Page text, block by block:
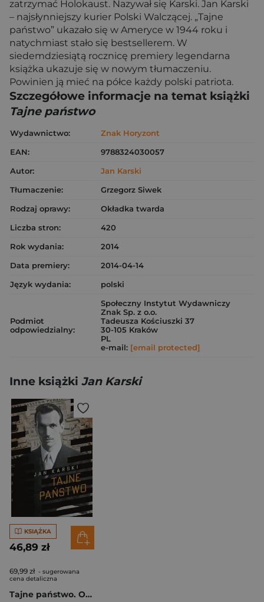
zatrzymać Holokaust. Nazywał się Karski. Jan Karski
– najsłynniejszy kurier Polski Walczącej. „Tajne
państwo” ukazało się w Ameryce w 1944 roku i
natychmiast stało się bestsellerem. W
siedemdziesiątą rocznicę premiery legendarna
książka ukazuje się w nowym tłumaczeniu.
Powinien ją mieć na półce każdy polski patriota.
Szczegółowe informacje na temat książki
Tajne państwo
Wydawnictwo:
Znak Horyzont
EAN:
9788324030057
Autor:
Jan Karski
Tłumaczenie:
Grzegorz Siwek
Rodzaj oprawy:
Okładka twarda
Liczba stron:
420
Rok wydania:
2014
Data premiery:
2014-04-14
Język wydania:
polski
Podmiot
odpowiedzialny:
Społeczny Instytut Wydawniczy
Znak Sp. z o.o.
Tadeusza Kościuszki 37
30-105 Kraków
PL
e-mail: [email protected]
Inne książki Jan Karski
KSIĄŻKA
46,89 zł
69,99 zł - sugerowana
cena detaliczna
Tajne państwo. Opowieść o polskim Podziemiu [wyd. 2023]